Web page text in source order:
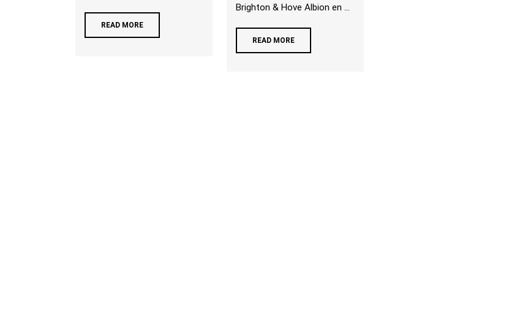
READ MORE
Brighton & Hove Albion en ...
READ MORE